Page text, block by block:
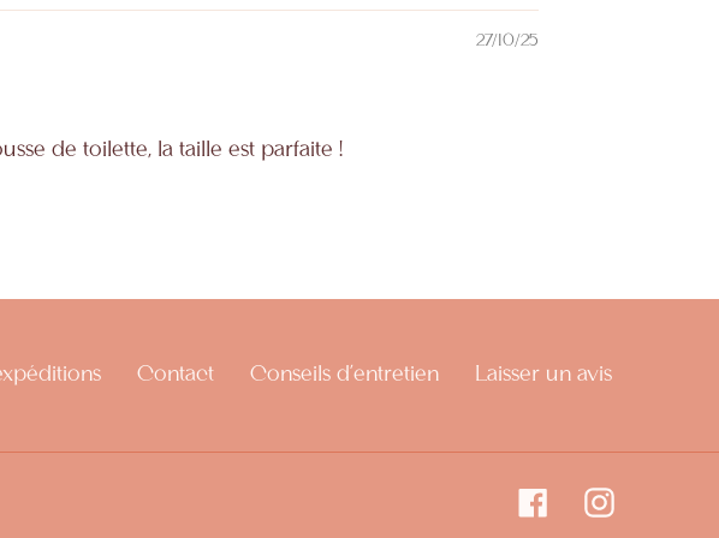
27/10/25
de toilette, la taille est parfaite !
Contact Conseils d'entretien Laisser un avis
FacebookInstagram